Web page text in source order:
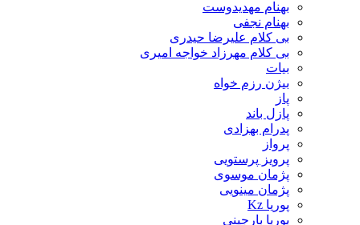
بهنام مهدیدوست
بهنام نجفی
بی کلام علیرضا حیدری
بی کلام مهرزاد خواجه امیری
بیات
بیژن رزم خواه
پاز
پازل باند
پدرام بهزادی
پرواز
پرویز پرستویی
پژمان موسوی
پژمان مینویی
پوریا Kz
پوریا بارجینی